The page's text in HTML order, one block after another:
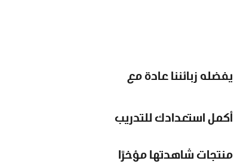
يفضله زبائننا عادة مع
أكمل استعدادك للتدريب
منتجات شاهدتها مؤخرًا